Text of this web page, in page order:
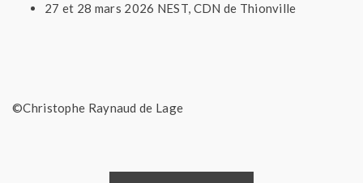
27 et 28 mars 2026 NEST, CDN de Thionville
©Christophe Raynaud de Lage